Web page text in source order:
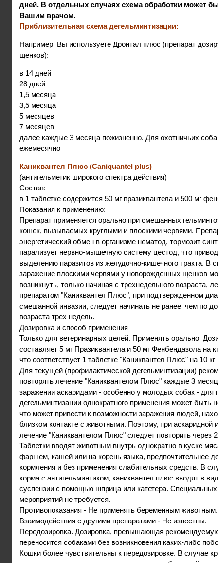
дней. В отдельных случаях схема обработки может
Вашим врачом.
Приблизительная схема дегельминтизации:
Например, Вы используете Дронтал плюс (препарат
щенков):
в 14 дней
28 дней
1,5 месяца
3,5 месяца
5 месяцев
7 месяцев
далее каждые 3 месяца пожизненно. Для охотничьих
ежемесячно
Каниквантел Плюс (Caniquantel plus)
(антигельметик широкого спектра действия)
Состав:
в 1 таблетке содержится 50 мг празиквантела и 500 мг
Показания к применению:
Препарат применяется орально при смешанных
кошек, вызываемых круглыми и плоскими червями.
энергетический обмен в организме нематод, тормозит
парализует нервно-мышечную систему цестод, что
выделению паразитов из желудочно-кишечного тракта. В
заражение плоскими червями у новорожденных щенков
возникнуть, только начиная с трехнедельного возраста,
препаратом "Каниквантел Плюс", при подтвержденном
смешанной инвазии, следует начинать не ранее, чем по
возраста трех недель.
Дозировка и способ применения
Только для ветеринарных целей. Применять орально.
составляет 5 мг Празиквантела и 50 мг Фенбендазола на
что соответствует 1 таблетке "Каниквантел Плюс" на 10
Для текущей (профилактической дегельминтизации)
повторять лечение "Каниквантелом Плюс" каждые 3
заражении аскаридами - особенно у молодых собак - для
дегельминтизации однократного применения может быть
что может привести к возможности заражения людей,
близком контакте с животными. Поэтому, при аскаридной
лечение "Каниквантелом Плюс" следует повторить через
Таблетки вводят животным внутрь однократно в куске
фаршем, кашей или на корень языка, предпочтительнее
кормления и без применения слабительных средств. В
корма с антигельминтиком, каниквантел плюс вводят в
суспензии с помощью шприца или катетера. Специальных
мероприятий не требуется.
Противопоказания - Не применять беременным животным.
Взаимодействия с другими препаратами - Не известны.
Передозировка. Дозировка, превышающая
переносится собаками без возникновения каких-либо
Кошки более чувствительны к передозировке. В случае